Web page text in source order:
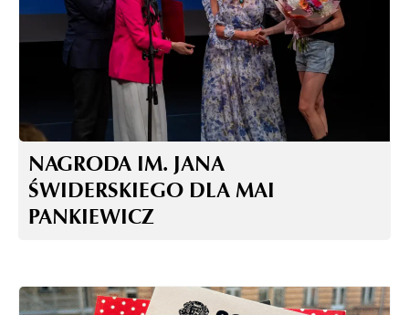
NAGRODA IM. JANA
ŚWIDERSKIEGO DLA MAI
PANKIEWICZ